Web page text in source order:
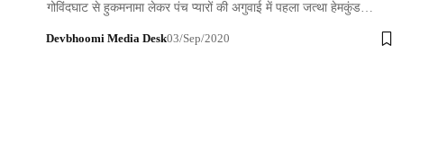
गोविंदघाट से हुकमनामा लेकर पंच प्यारों की अगुवाई में पहला जत्था हेमकुंड…
Devbhoomi Media Desk03/Sep/2020